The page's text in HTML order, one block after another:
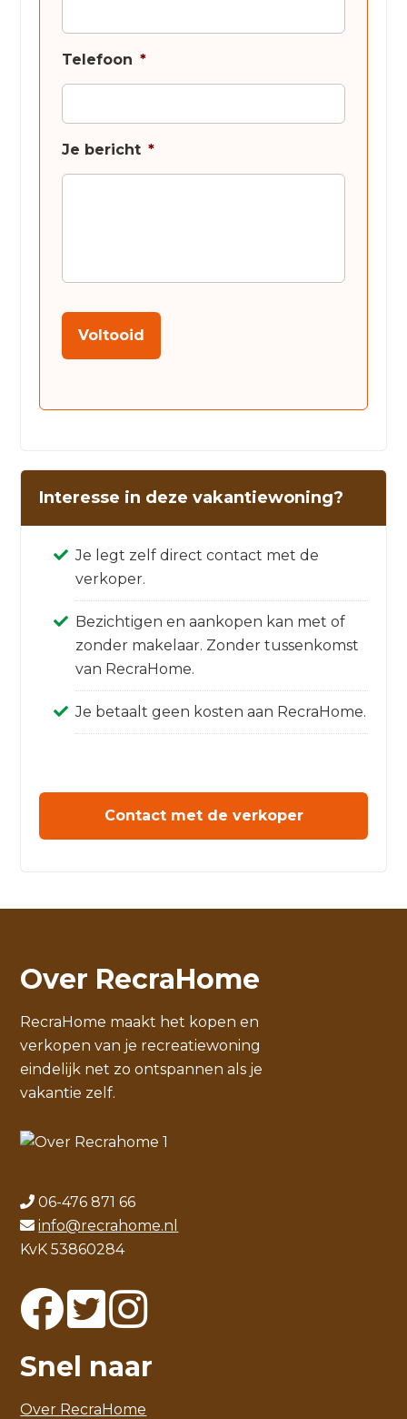
Telefoon *
Je bericht *
Voltooid
Interesse in deze vakantiewoning?
Je legt zelf direct contact met de
verkoper.
Bezichtigen en aankopen kan met of
zonder makelaar. Zonder tussenkomst
van RecraHome.
Je betaalt geen kosten aan RecraHome.
Contact met de verkoper
Over RecraHome
RecraHome maakt het kopen en
verkopen van je recreatiewoning
eindelijk net zo ontspannen als je
vakantie zelf.
06-476 871 66
info@recrahome.nl
KvK 53860284
Snel naar
Over RecraHome